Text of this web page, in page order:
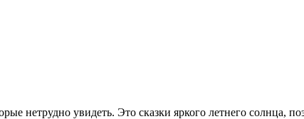
нетрудно увидеть. Это сказки яркого летнего солнца,